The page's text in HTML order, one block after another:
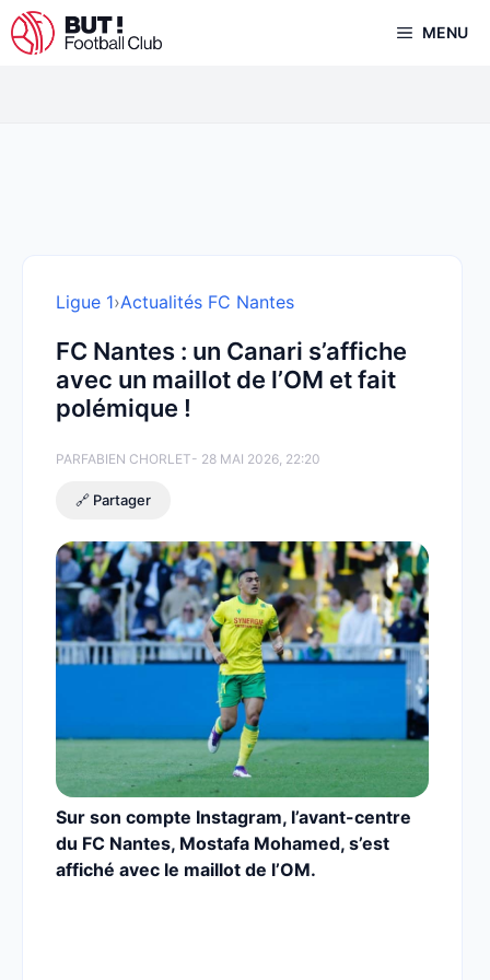
Aller
au
MENU
Ligue 1›Actualités FC Nantes
FC Nantes : un Canari s’affiche
avec un maillot de l’OM et fait
polémique !
PARFABIEN CHORLET- 28 MAI 2026, 22:20
🔗 Partager
Sur son compte Instagram, l’avant-centre
du FC Nantes, Mostafa Mohamed, s’est
affiché avec le maillot de l’OM.